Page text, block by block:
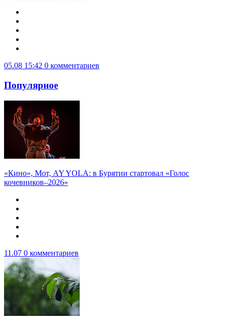
05.08 15:42 0 комментариев
Популярное
«Кино», Мот, AY YOLA: в Бурятии стартовал «Голос
кочевников–2026»
11.07 0 комментариев